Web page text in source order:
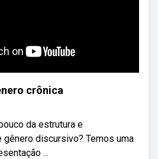
crônica
da estrutura e
discursivo? Temos uma
...